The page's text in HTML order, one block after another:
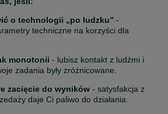
o technologii „po ludzku” -
techniczne na korzyści dla
monotonii - lubisz kontakt z ludźmi i
zadania były zróżnicowane.
zacięcie do wyników - satysfakcja z
daje Ci paliwo do działania.